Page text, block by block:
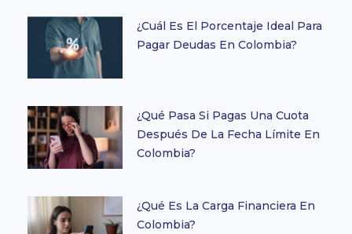
¿Cuál Es El Porcentaje Ideal Para
Pagar Deudas En Colombia?
¿Qué Pasa Si Pagas Una Cuota
Después De La Fecha Límite En
Colombia?
¿Qué Es La Carga Financiera En
Colombia?